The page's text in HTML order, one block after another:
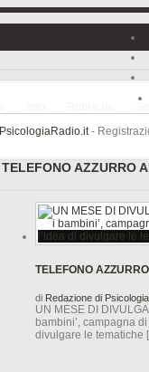
TELEFONO AZZURRO
TELEFONO
di Redazione di
UN MESE DI
bambini’, campagna
divulgare le tematiche
PsicologiaRadio.it-